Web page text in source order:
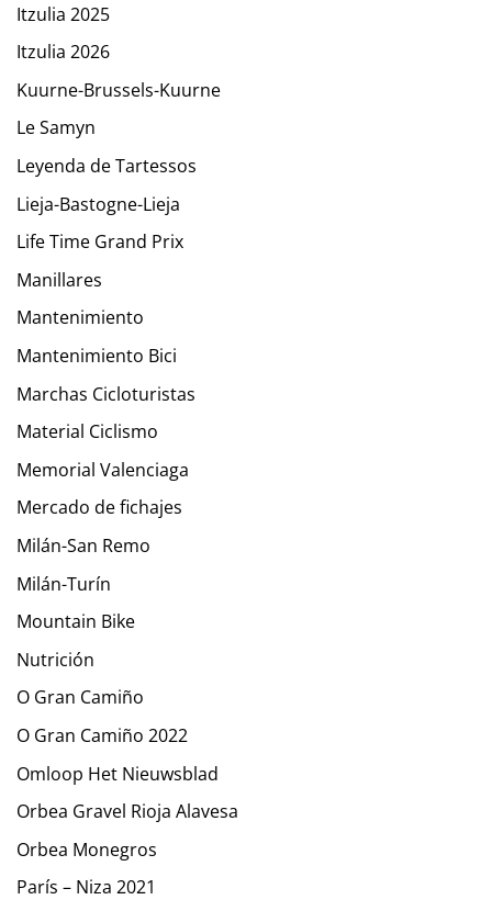
Itzulia 2025
Itzulia 2026
Kuurne-Brussels-Kuurne
Le Samyn
Leyenda de Tartessos
Lieja-Bastogne-Lieja
Life Time Grand Prix
Manillares
Mantenimiento
Mantenimiento Bici
Marchas Cicloturistas
Material Ciclismo
Memorial Valenciaga
Mercado de fichajes
Milán-San Remo
Milán-Turín
Mountain Bike
Nutrición
O Gran Camiño
O Gran Camiño 2022
Omloop Het Nieuwsblad
Orbea Gravel Rioja Alavesa
Orbea Monegros
París – Niza 2021